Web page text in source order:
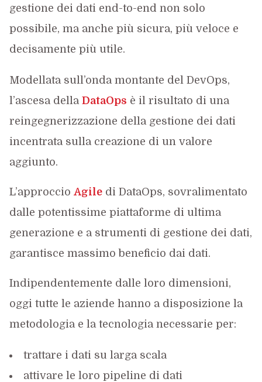
gestione dei dati end-to-end non solo
possibile, ma anche più sicura, più veloce e
decisamente più utile.
Modellata sull’onda montante del DevOps,
l’ascesa della DataOps è il risultato di una
reingegnerizzazione della gestione dei dati
incentrata sulla creazione di un valore
aggiunto.
L’approccio Agiledi DataOps, sovralimentato
dalle potentissime piattaforme di ultima
generazione e a strumenti di gestione dei dati,
garantisce massimo beneficio dai dati.
Indipendentemente dalle loro dimensioni,
oggi tutte le aziende hanno a disposizione la
metodologia e la tecnologia necessarie per:
trattare i dati su larga scala
attivare le loro pipeline di dati